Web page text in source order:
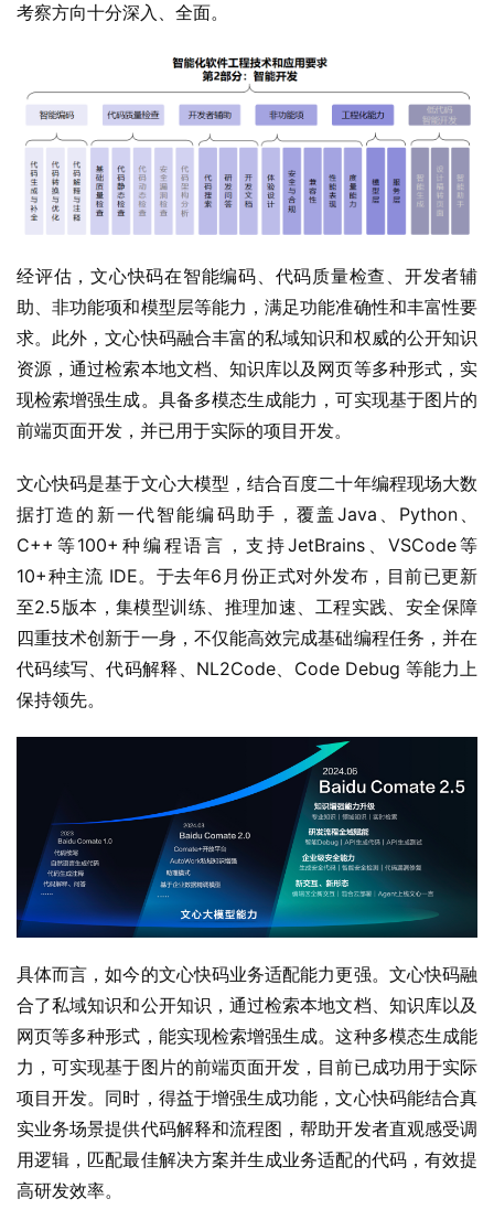
考察方向十分深入、全面。
经评估，文心快码在智能编码、代码质量检查、开发者辅
助、非功能项和模型层等能力，满足功能准确性和丰富性要
求。此外，文心快码融合丰富的私域知识和权威的公开知识
资源，通过检索本地文档、知识库以及网页等多种形式，实
现检索增强生成。具备多模态生成能力，可实现基于图片的
前端页面开发，并已用于实际的项目开发。
文心快码是基于文心大模型，结合百度二十年编程现场大数
据打造的新一代智能编码助手，覆盖Java、Python、
C++等100+种编程语言，支持JetBrains、VSCode等
10+种主流 IDE。于去年6月份正式对外发布，目前已更新
至2.5版本，集模型训练、推理加速、工程实践、安全保障
四重技术创新于一身，不仅能高效完成基础编程任务，并在
代码续写、代码解释、NL2Code、Code Debug 等能力上
保持领先。
具体而言，如今的文心快码业务适配能力更强。文心快码融
合了私域知识和公开知识，通过检索本地文档、知识库以及
网页等多种形式，能实现检索增强生成。这种多模态生成能
力，可实现基于图片的前端页面开发，目前已成功用于实际
项目开发。同时，得益于增强生成功能，文心快码能结合真
实业务场景提供代码解释和流程图，帮助开发者直观感受调
用逻辑，匹配最佳解决方案并生成业务适配的代码，有效提
高研发效率。